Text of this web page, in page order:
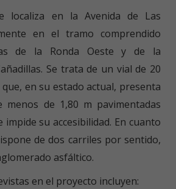
localiza en la Avenida de Las
en el tramo comprendido
de la Ronda Oeste y de la
Se trata de un vial de 20
en su estado actual, presenta
menos de 1,80 m pavimentadas
impide su accesibilidad. En cuanto
de dos carriles por sentido,
asfáltico.
en el proyecto incluyen: